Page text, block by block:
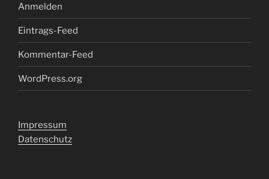
Anmelden
Eintrags-Feed
Kommentar-Feed
WordPress.org
Impressum
Datenschutz